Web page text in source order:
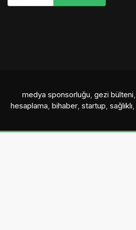
medya sponsorluğu, gezi bülteni,
hesaplama, bihaber, startup, sağlıklı,